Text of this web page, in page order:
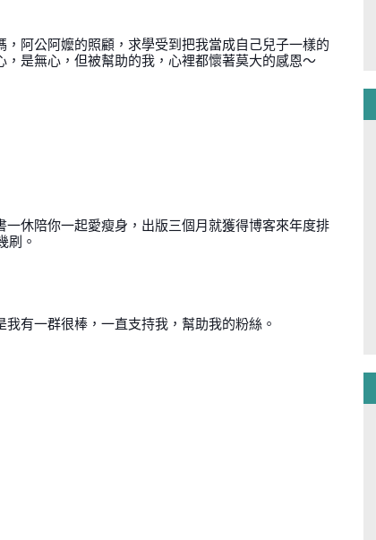
阿公阿嬤的照顧，求學受到把我當成自己兒子一樣的
是無心，但被幫助的我，心裡都懷著莫大的感恩～
休陪你一起愛瘦身，出版三個月就獲得博客來年度排
刷。
有一群很棒，一直支持我，幫助我的粉絲。